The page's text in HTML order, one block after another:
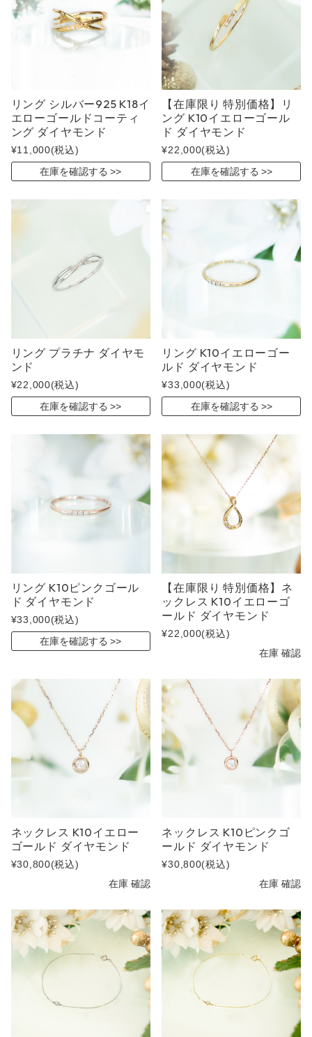
リング シルバー925 K18イ
エローゴールドコーティ
ング ダイヤモンド
¥11,000(税込)
在庫を確認する
【在庫限り 特別価格】リ
ング K10イエローゴール
ド ダイヤモンド
¥22,000(税込)
在庫を確認する
リング プラチナ ダイヤモ
ンド
¥22,000(税込)
在庫を確認する
リング K10イエローゴー
ルド ダイヤモンド
¥33,000(税込)
在庫を確認する
リング K10ピンクゴール
ド ダイヤモンド
¥33,000(税込)
在庫を確認する
【在庫限り 特別価格】ネ
ックレス K10イエローゴ
ールド ダイヤモンド
¥22,000(税込)
在庫 確認
ネックレス K10イエロー
ゴールド ダイヤモンド
¥30,800(税込)
在庫 確認
ネックレス K10ピンクゴ
ールド ダイヤモンド
¥30,800(税込)
在庫 確認